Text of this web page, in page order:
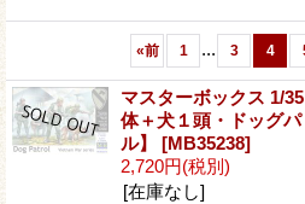
«前 1 ... 3 4
マスターボックス 1/
体＋犬１頭・ドッグ
ル】 [MB35238]
2,720円(税別)
[在庫なし]